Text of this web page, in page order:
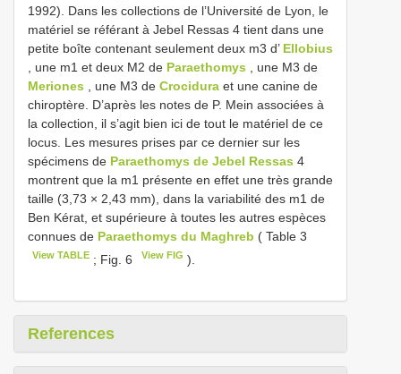
1992). Dans les collections de l’Université de Lyon, le
matériel se référant à Jebel Ressas 4 tient dans une
petite boîte contenant seulement deux m3 d’ Ellobius
, une m1 et deux M2 de Paraethomys , une M3 de
Meriones , une M3 de Crocidura et une canine de
chiroptère. D’après les notes de P. Mein associées à
la collection, il s’agit bien ici de tout le matériel de ce
locus. Les mesures prises par ce dernier sur les
spécimens de Paraethomys de Jebel Ressas 4
montrent que la m1 présente en effet une très grande
taille (3,73 × 2,43 mm), dans la variabilité des m1 de
Ben Kérat, et supérieure à toutes les autres espèces
connues de Paraethomys du Maghreb ( Table 3
View TABLE ; Fig. 6 View FIG ).
References